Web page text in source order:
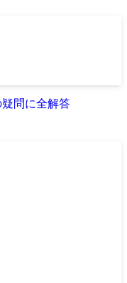
問に全解答